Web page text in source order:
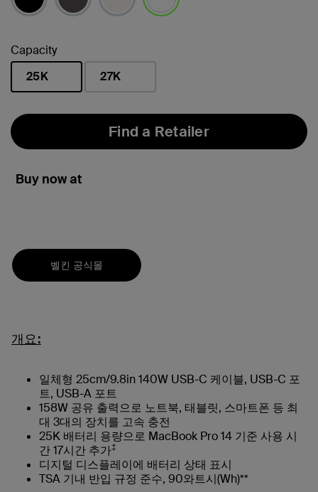
Capacity
25K
27K
Find a Retailer
Buy now at
벨킨 공식몰
개요:
일체형 25cm/9.8in 140W USB-C 케이블, USB-C 포
트, USB-A 포트
158W 공유 출력으로 노트북, 태블릿, 스마트폰 등 최
대 3대의 장치를 고속 충전
25K 배터리 용량으로 MacBook Pro 14 기준 사용 시
간 17시간 추가‡
디지털 디스플레이에 배터리 상태 표시
TSA 기내 반입 규정 준수, 90와트시(Wh)**